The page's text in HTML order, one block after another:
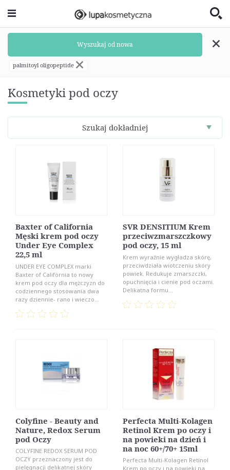
Kosmetyki pod oczy
Wyszukaj od nowa
palmitoyl oligopeptide
Szukaj dokładniej
Baxter of California
Męski krem pod oczy
Under Eye Complex
22,5 ml
UNDER EYE COMPLEX marki
Baxter of California to nowy
krem pod oczy dla mężczyzn do
codziennego stosowania dwa
razy dziennie- rano i wieczo...
SVR DENSITIUM Krem
przeciwzmarszczkowy
pod oczy, 15 ml
Krem wyraźnie wygładza skórę,
przeciwdziała wiotczeniu skóry
powiek. Redukuje zmarszczki,
opuchnięcia i cienie pod oczami.
Delikatna formu...
Colyfine - Beauty and
Nature, Redox Serum
pod Oczy
COLYFINE REDOX SERUM POD
OCZY przeznaczony jest do
pielęgnacji delikatnej skóry
Perfecta Multi-Kolagen
Retinol Krem po oczy i
na powieki na dzień i
na noc 60+/70+ 15ml
Perfecta Multi-Kolagen Retinol
Krem po oczy i na powieki na